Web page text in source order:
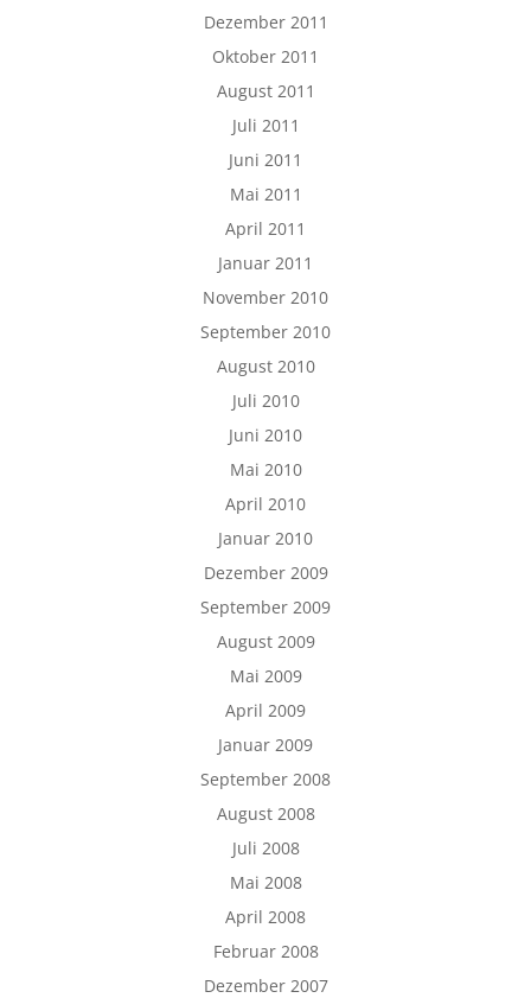
Dezember 2011
Oktober 2011
August 2011
Juli 2011
Juni 2011
Mai 2011
April 2011
Januar 2011
November 2010
September 2010
August 2010
Juli 2010
Juni 2010
Mai 2010
April 2010
Januar 2010
Dezember 2009
September 2009
August 2009
Mai 2009
April 2009
Januar 2009
September 2008
August 2008
Juli 2008
Mai 2008
April 2008
Februar 2008
Dezember 2007